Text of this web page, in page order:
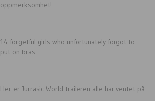
oppmerksomhet!
14 forgetful girls who unfortunately forgot to
put on bras
Her er Jurrasic World traileren alle har ventet på